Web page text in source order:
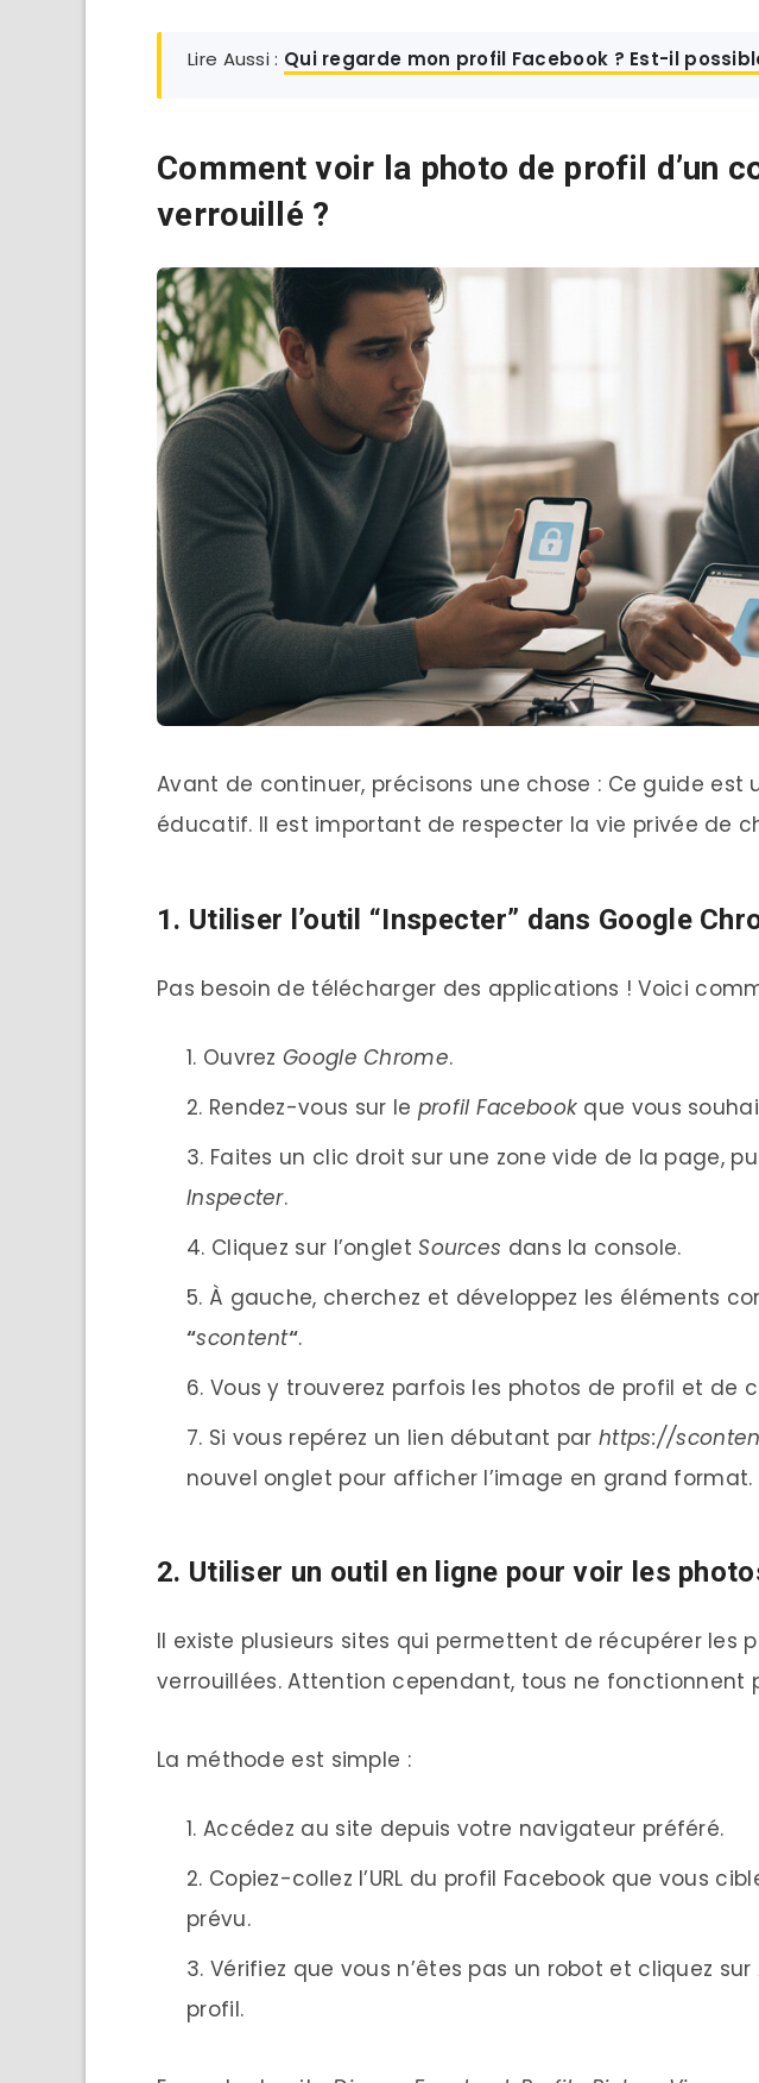
Lire Aussi : Qui regarde mon profil Facebook ? Est-il
Comment voir la photo de profil d’un
verrouillé ?
Avant de continuer, précisons une chose : Ce guide est
éducatif. Il est important de respecter la vie privée de
1. Utiliser l’outil “Inspecter” dans Google
Pas besoin de télécharger des applications ! Voici
OuvrezGoogle Chrome.
Rendez-vous sur le profil Facebook que vous
Faites un clic droit sur une zone vide de la page,
Inspecter.
Cliquez sur l’ongletSources dans la console.
À gauche, cherchez et développez les éléments
“scontent“.
Vous y trouverez parfois les photos de profil et de
Si vous repérez un lien débutant parhttps://
nouvel onglet pour afficher l’image en grand format.
2. Utiliser un outil en ligne pour voir les
Il existe plusieurs sites qui permettent de récupérer les
verrouillées. Attention cependant, tous ne fonctionnent
La méthode est simple :
Accédez au site depuis votre navigateur préféré.
Copiez-collez l’URL du profil Facebook que vous
prévu.
Vérifiez que vous n’êtes pas un robot et cliquez
profil.